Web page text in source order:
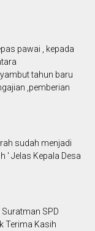
pawai , kepada
tahun baru
,pemberian
sudah menjadi
' Jelas Kepala Desa
SPD
Terima Kasih